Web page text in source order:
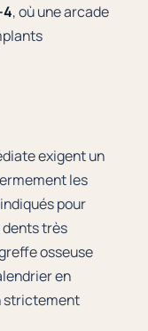
, où une arcade
exigent un
les
pour
très
osseuse
en
strictement